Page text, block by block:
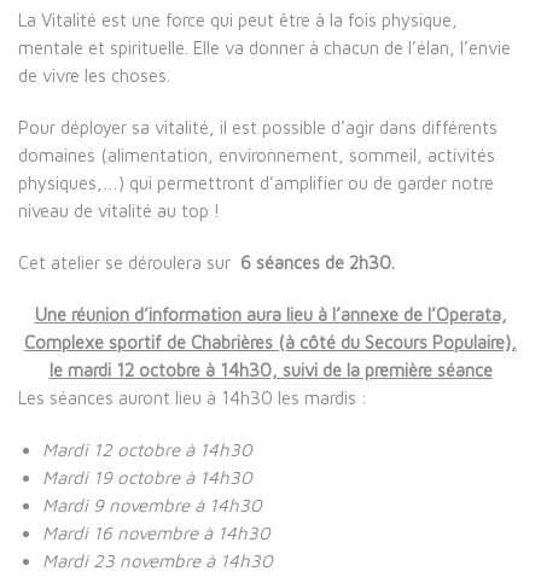
La Vitalité est une force qui peut être à la fois physique,
mentale et spirituelle. Elle va donner à chacun de l’élan, l’envie
de vivre les choses.
Pour déployer sa vitalité, il est possible d’agir dans différents
domaines (alimentation, environnement, sommeil, activités
physiques,…) qui permettront d’amplifier ou de garder notre
niveau de vitalité au top !
Cet atelier se déroulera sur 6 séances de 2h30.
Une réunion d’information aura lieu à l’annexe de l’Operata,
Complexe sportif de Chabrières (à côté du Secours Populaire),
le mardi 12 octobre à 14h30, suivi de la première séance
Les séances auront lieu à 14h30 les mardis :
Mardi 12 octobre à 14h30
Mardi 19 octobre à 14h30
Mardi 9 novembre à 14h30
Mardi 16 novembre à 14h30
Mardi 23 novembre à 14h30